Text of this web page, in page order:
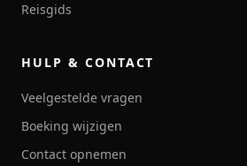
Reisgids
HULP & CONTACT
Veelgestelde vragen
Boeking wijzigen
Contact opnemen